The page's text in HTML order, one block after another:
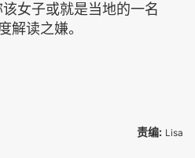
女子或就是当地的一名
解读之嫌。
责编: Lisa